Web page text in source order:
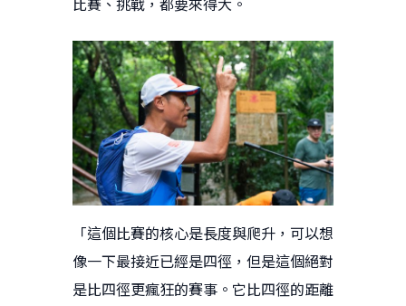
比賽、挑戰，都要來得大。
「這個比賽的核心是長度與爬升，可以想
像一下最接近已經是四徑，但是這個絕對
是比四徑更瘋狂的賽事。它比四徑的距離